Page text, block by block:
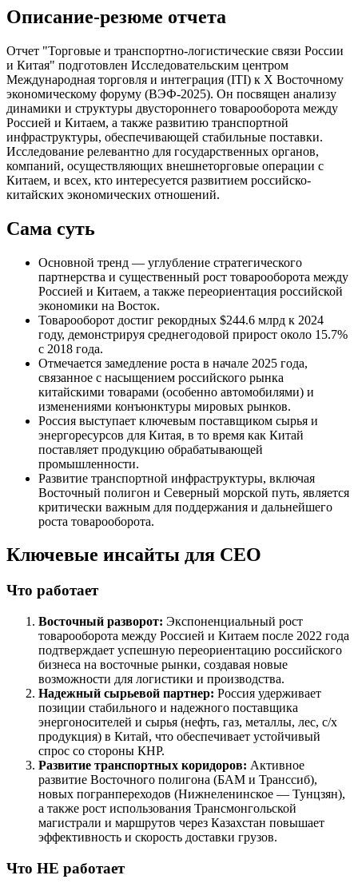
Описание-резюме отчета
Отчет "Торговые и транспортно-логистические связи России
и Китая" подготовлен Исследовательским центром
Международная торговля и интеграция (ITI) к X Восточному
экономическому форуму (ВЭФ-2025). Он посвящен анализу
динамики и структуры двустороннего товарооборота между
Россией и Китаем, а также развитию транспортной
инфраструктуры, обеспечивающей стабильные поставки.
Исследование релевантно для государственных органов,
компаний, осуществляющих внешнеторговые операции с
Китаем, и всех, кто интересуется развитием российско-
китайских экономических отношений.
Сама суть
Основной тренд — углубление стратегического
партнерства и существенный рост товарооборота между
Россией и Китаем, а также переориентация российской
экономики на Восток.
Товарооборот достиг рекордных $244.6 млрд к 2024
году, демонстрируя среднегодовой прирост около 15.7%
с 2018 года.
Отмечается замедление роста в начале 2025 года,
связанное с насыщением российского рынка
китайскими товарами (особенно автомобилями) и
изменениями конъюнктуры мировых рынков.
Россия выступает ключевым поставщиком сырья и
энергоресурсов для Китая, в то время как Китай
поставляет продукцию обрабатывающей
промышленности.
Развитие транспортной инфраструктуры, включая
Восточный полигон и Северный морской путь, является
критически важным для поддержания и дальнейшего
роста товарооборота.
Ключевые инсайты для СЕО
Что работает
Восточный разворот: Экспоненциальный рост
товарооборота между Россией и Китаем после 2022 года
подтверждает успешную переориентацию российского
бизнеса на восточные рынки, создавая новые
возможности для логистики и производства.
Надежный сырьевой партнер: Россия удерживает
позиции стабильного и надежного поставщика
энергоносителей и сырья (нефть, газ, металлы, лес, с/х
продукция) в Китай, что обеспечивает устойчивый
спрос со стороны КНР.
Развитие транспортных коридоров: Активное
развитие Восточного полигона (БАМ и Транссиб),
новых погранпереходов (Нижнеленинское — Тунцзян),
а также рост использования Трансмонгольской
магистрали и маршрутов через Казахстан повышает
эффективность и скорость доставки грузов.
Что НЕ работает